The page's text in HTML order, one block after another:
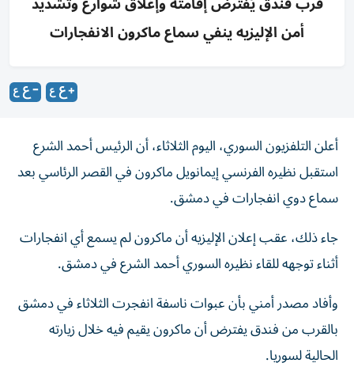
أمن الإليزيه ينفي سماع ماكرون الانفجارات
أعلن التلفزيون السوري، اليوم الثلاثاء، أن الرئيس أحمد الشرع
استقبل نظيره الفرنسي إيمانويل ماكرون في القصر الرئاسي بعد
سماع دوي انفجارات في دمشق.
جاء ذلك، عقب إعلان الإليزيه أن ماكرون لم يسمع أي انفجارات
أثناء توجهه للقاء نظيره السوري أحمد الشرع في دمشق.
وأفاد مصدر أمني بأن ⁠عبوات ناسفة انفجرت الثلاثاء ‌في دمشق
بالقرب ‌من فندق يفترض أن ماكرون يقيم فيه خلال زيارته
الحالية لسوريا.